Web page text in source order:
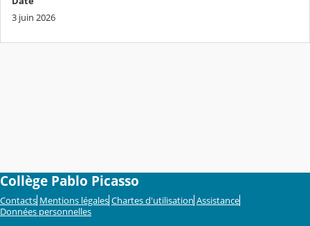
3 juin 2026
Collège Pablo Picasso
Contacts Mentions légales Chartes d'utilisation Assistance
Données personnelles